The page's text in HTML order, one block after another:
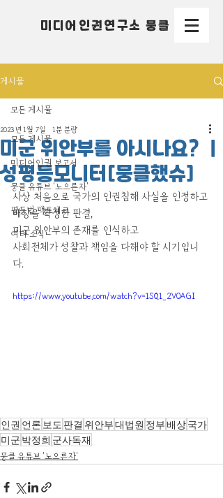
미디어인권연구소 뭉클
게시물
모든 게시물
미디어인권 보고서
뭉클 유튜브 '노으른자'
평등법 팩트체크
여타 소식
모든 게시물
미군 위안부를 아시나요? ｜
성평등모니터[뭉클했슈]
2023년 1월 7일 1분 분량
사상 처음으로 국가의 인권침해 사실을 인정하고
배상을 확정한 판결,
미군 위안부의 존재를 인식하고
사회전체가 성찰과 책임을 다해야 할 시기입니
다.
https://www.youtube.com/watch?v=1SQ1_2V0AGI
인권 언론 보도 판결 위안부대법원 정부배상국가
미군 박정희 군사독재
뭉클 유튜브 '노으른자'